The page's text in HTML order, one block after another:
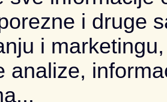
i druge
i
analize,